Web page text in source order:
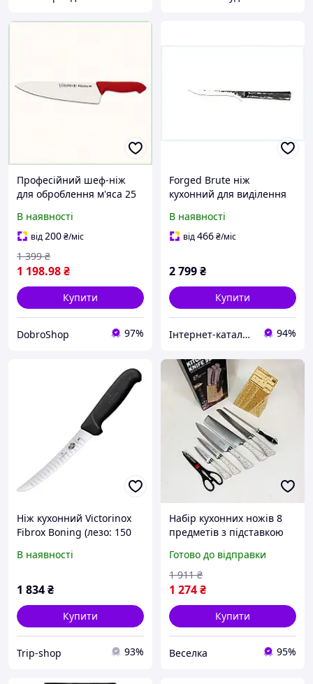
Професійний шеф-ніж
для оброблення м'яса 25
В наявності
від200₴/міс
1 198.98₴
1 399 ₴
Купити
DobroShop 97%
Forged Brute ніж
кухонний для виділення
В наявності
від466₴/міс
2 799₴
Купити
Інтернет-каталог знижок "MODNO" 94%
Ніж кухонний Victorinox
Fibrox Boning (лезо: 150
для професійної обробки
В наявності
1 834₴
Купити
Trip-shop 93%
Набір кухонних ножів 8
предметів з підставкою
м'яса та овочів SPICY
Готово до відправки
1 274₴
1 911 ₴
Купити
Веселка 95%